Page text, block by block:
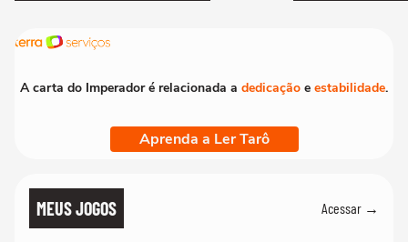
A carta do Imperador é relacionada a dedicação e estabilidade.
Aprenda a Ler Tarô
MEUS JOGOS Acessar →